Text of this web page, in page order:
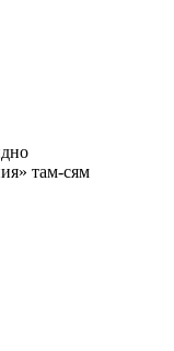
там-сям